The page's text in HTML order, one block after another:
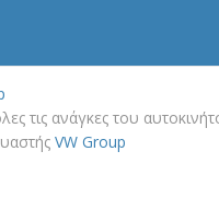
τις ανάγκες του
VW Group